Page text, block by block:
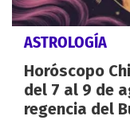
ASTROLOGÍA
Horóscopo
del 7 al 9 de
regencia del